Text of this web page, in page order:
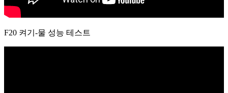
F20 켜기-물 성능 테스트